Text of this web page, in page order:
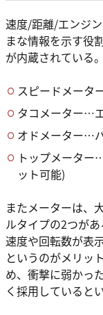
速度/距離/エンジ
まな情報を示す役
が内蔵されている。
スピードメータ
タコメーター…
オドメーター…
トップメーター
ット可能)
またメーターは、
ルタイプの2つが
速度や回転数が表
というのがメリッ
め、衝撃に弱かっ
く採用していると